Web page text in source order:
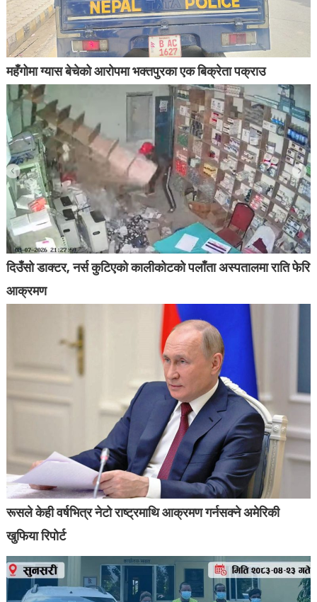
महँगोमा ग्यास बेचेको आरोपमा भक्तपुरका एक बिक्रेता पक्राउ
दिउँसो डाक्टर, नर्स कुटिएको कालीकोटको पलाँता अस्पतालमा राति फेरि
आक्रमण
रूसले केही वर्षभित्र नेटो राष्ट्रमाथि आक्रमण गर्नसक्ने अमेरिकी
खुफिया रिपोर्ट